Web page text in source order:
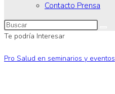
Contacto Prensa
Te podría Interesar
Pro Salud en seminarios y eventos